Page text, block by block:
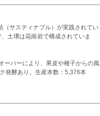
（サスティナブル）が実践されてい
土壌は花崗岩で構成されていま
ーバーにより、果皮や種子からの風
発酵あり。生産本数：5,376本